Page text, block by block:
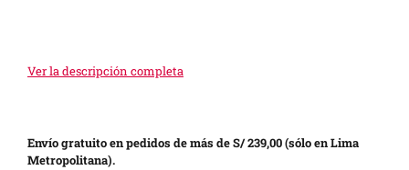
Ver la descripción completa
Envío gratuito en pedidos de más de S/ 239,00 (sólo en Lima
Metropolitana).